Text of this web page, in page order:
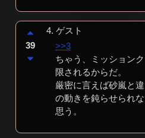
4.ゲスト
>>3
ちゃう、ミッション
限されるからだ。
厳密に言えば砂嵐と
の動きを鈍らせられ
思う。
39